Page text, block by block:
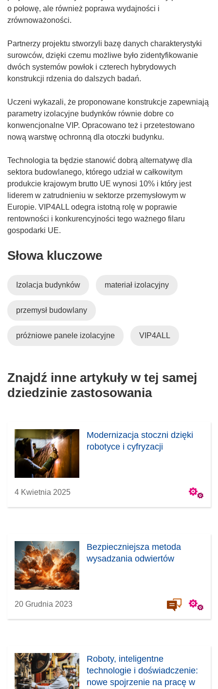
i
t
w
o
r
y
s
i
ę
n
o
w
y
m
o
o połowę, ale również poprawa wydajności i
zrównoważoności.
Partnerzy projektu stworzyli bazę danych charakterystyki
surowców, dzięki czemu możliwe było zidentyfikowanie
dwóch systemów powłok i czterech hybrydowych
konstrukcji rdzenia do dalszych badań.
Uczeni wykazali, że proponowane konstrukcje zapewniają
parametry izolacyjne budynków równie dobre co
konwencjonalne VIP. Opracowano też i przetestowano
nową warstwę ochronną dla otoczki budynku.
Technologia ta będzie stanowić dobrą alternatywę dla
sektora budowlanego, którego udział w całkowitym
produkcie krajowym brutto UE wynosi 10% i który jest
liderem w zatrudnieniu w sektorze przemysłowym w
Europie. VIP4ALL odegra istotną rolę w poprawie
rentowności i konkurencyjności tego ważnego filaru
gospodarki UE.
Słowa kluczowe
Izolacja budynków materiał izolacyjny
przemysł budowlany
próżniowe panele izolacyjne VIP4ALL
Znajdź inne artykuły w tej samej
dziedzinie zastosowania
Modernizacja stoczni dzięki
robotyce i cyfryzacji
4 Kwietnia 2025
Bezpieczniejsza metoda
wysadzania odwiertów
20 Grudnia 2023
Roboty, inteligentne
technologie i doświadczenie:
nowe spojrzenie na pracę w